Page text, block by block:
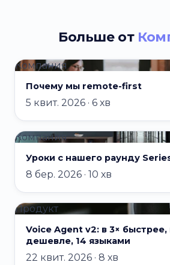
Больше от
Компания
Почему мы remote-first
5 квит. 2026 · 6 хв
Компания
Уроки с нашего раунду
8 бер. 2026 · 10 хв
Продукт
Voice Agent v2: в 3× быстрее,
дешевле, 14 языками
22 квит. 2026 · 8 хв